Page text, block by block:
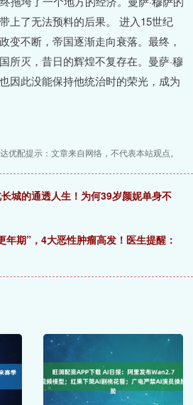
上了无法预料的后果。 进入15世纪
变不断，帝国逐渐走向衰落。最终，
所灭，昔日的辉煌不复存在。曼萨·穆
因此没能保持他统治时的荣光，成为
优配提示：文章来自网络，不代表本站观点。
城的通透人生！为何39岁颜妮单身不
年期”，4大恶性肿瘤高发！医生提醒：